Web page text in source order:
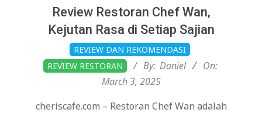
Review Restoran Chef Wan,
Kejutan Rasa di Setiap Sajian
03-
03
REVIEW DAN REKOMENDASI
REVIEW RESTORAN
By: Daniel
On:
March 3, 2025
cheriscafe.com – Restoran Chef Wan adalah